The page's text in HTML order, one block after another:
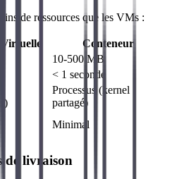
de ressources que les VMs :
Conteneur
10-500 MB
< 1 seconde
Processus (kernel
partagé)
Minimal
de livraison